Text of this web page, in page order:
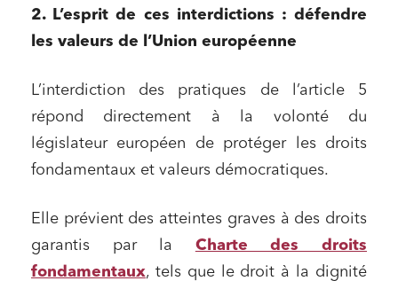
2. L’esprit de ces interdictions : défendre
les valeurs de l’Union européenne
L’interdiction des pratiques de l’article 5
répond directement à la volonté du
législateur européen de protéger les droits
fondamentaux et valeurs démocratiques.
Elle prévient des atteintes graves à des droits
garantis par la Charte des droits
fondamentaux, tels que le droit à la dignité